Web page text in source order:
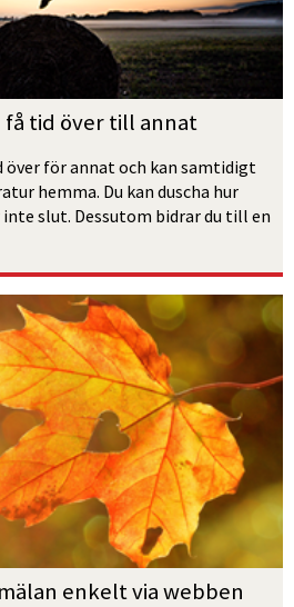
få tid över till annat
över för annat och kan samtidigt
hemma. Du kan duscha hur
slut. Dessutom bidrar du till en
enkelt via webben